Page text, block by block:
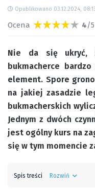
Opublikowano 03.12.2024,
Ocena 4/5
Nie da się ukryć,
bukmacherce
element. Spore
na jakiej zasadzie
bukmacherskich
Jednym z dwóch
jest ogólny kurs na
się w tym momencie
Spis treści Rozwiń